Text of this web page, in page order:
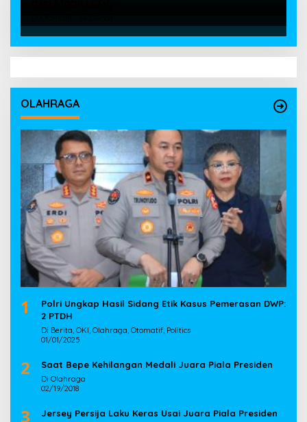
OLAHRAGA
1
Polri Ungkap Hasil Sidang Etik Kasus Pemerasan DWP:
2 PTDH
Di Berita, OKI, Olahraga, Otomatif, Politics
01/01/2025
2 Saat Bepe Kehilangan Medali Juara Piala Presiden
Di Olahraga
02/19/2018
3 Jersey Persija Laku Keras Usai Juara Piala Presiden